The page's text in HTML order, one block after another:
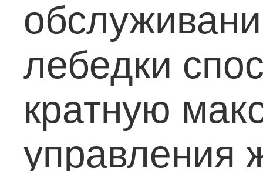
лебедки
кратную
управления